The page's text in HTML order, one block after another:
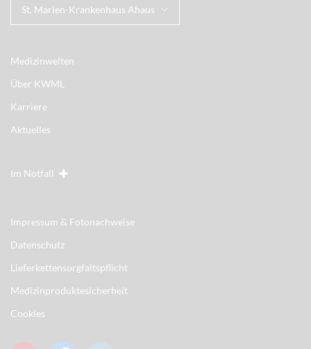
St. Marien-Krankenhaus Ahaus
Medizinwelten
Über KWML
Karriere
Aktuelles
Im Notfall
Impressum & Fotonachweise
Datenschutz
Lieferkettensorgfaltspflicht
Medizinproduktesicherheit
Cookies